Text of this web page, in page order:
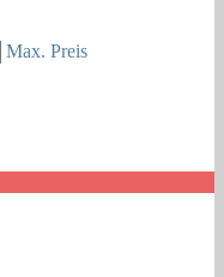
Max. Preis